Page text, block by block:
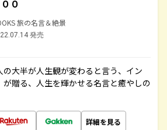
０
旅の名言＆絶景
発売
大半が人生観が変わると言う、イン
が贈る、人生を輝かせる名言と癒やしの
詳細を見る